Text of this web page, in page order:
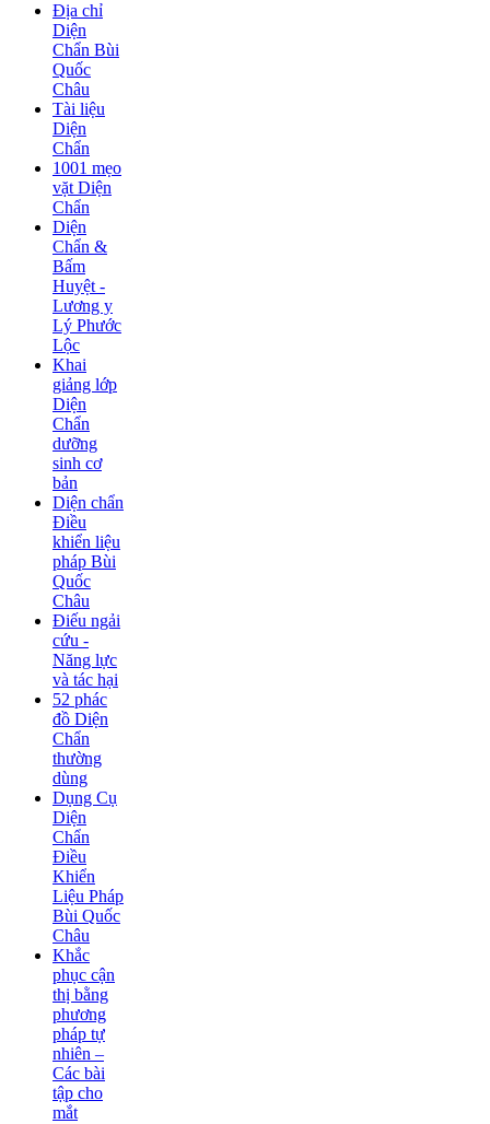
Địa chỉ
Diện
Chẩn Bùi
Quốc
Châu
Tài liệu
Diện
Chẩn
1001 mẹo
vặt Diện
Chẩn
Diện
Chẩn &
Bấm
Huyệt -
Lương y
Lý Phước
Lộc
Khai
giảng lớp
Diện
Chẩn
dưỡng
sinh cơ
bản
Diện chẩn
Điều
khiển liệu
pháp Bùi
Quốc
Châu
Điếu ngải
cứu -
Năng lực
và tác hại
52 phác
đồ Diện
Chẩn
thường
dùng
Dụng Cụ
Diện
Chẩn
Điều
Khiển
Liệu Pháp
Bùi Quốc
Châu
Khắc
phục cận
thị bằng
phương
pháp tự
nhiên –
Các bài
tập cho
mắt